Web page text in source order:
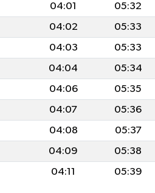
04:01 05:32
04:02 05:33
04:03 05:33
04:04 05:34
04:06 05:35
04:07 05:36
04:08 05:37
04:09 05:38
04:11 05:39